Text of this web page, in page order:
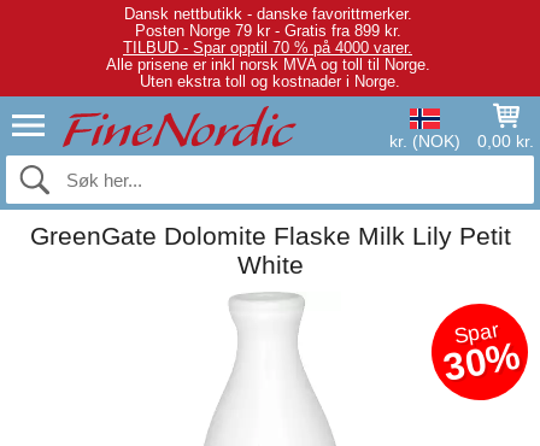
Dansk nettbutikk - danske favorittmerker.
Posten Norge 79 kr - Gratis fra 899 kr.
TILBUD - Spar opptil 70 % på 4000 varer.
Alle prisene er inkl norsk MVA og toll til Norge.
Uten ekstra toll og kostnader i Norge.
kr. (NOK) 0,00 kr.
GreenGate Dolomite Flaske Milk Lily Petit
White
Spar
30%